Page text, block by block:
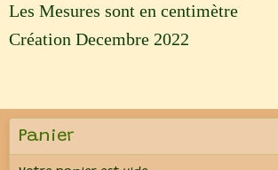
Les Mesures sont en centimètre
Création Decembre 2022
Panier